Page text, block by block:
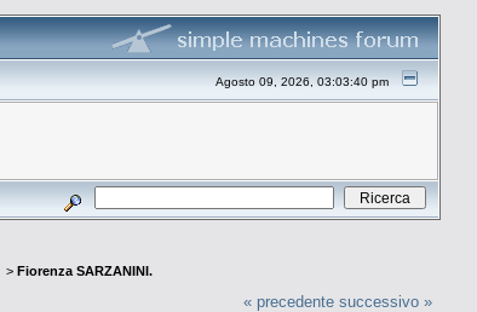
Agosto 09, 2026, 03:03:40 pm
> Fiorenza SARZANINI.
« precedente successivo »